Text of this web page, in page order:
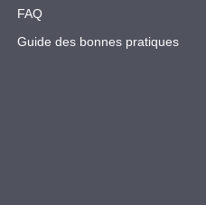
FAQ
Guide des bonnes pratiques